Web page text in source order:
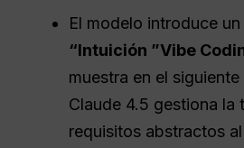
El modelo introduce
“Intuición ”Vibe
muestra en el
Claude 4.5 gestiona la
requisitos abstractos